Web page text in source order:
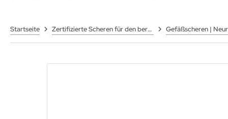
Startseite Zertifizierte Scheren für den beruflichen Einsatz